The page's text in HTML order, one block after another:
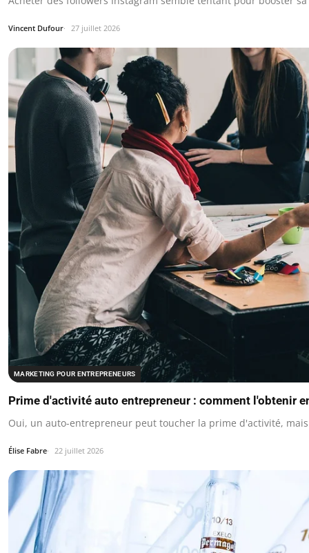
Vincent Dufour 27 juillet 2026
MARKETING POUR ENTREPRENEURS
Prime d'activité auto entrepreneur : comment l'obtenir
Oui, un auto-entrepreneur peut toucher la prime d'activité,
Élise Fabre 22 juillet 2026